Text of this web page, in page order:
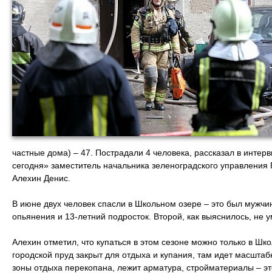
частные дома) – 47. Пострадали 4 человека, рассказал в
сегодня» заместитель начальника зеленоградского
Алехин Денис.
В июне двух человек спасли в Школьном озере – это был
опьянения и 13-летний подросток. Второй, как выяснилось, не
Алехин отметил, что купаться в этом сезоне можно только в
городской пруд закрыт для отдыха и купания, там идет
зоны отдыха перекопана, лежит арматура, стройматериалы –